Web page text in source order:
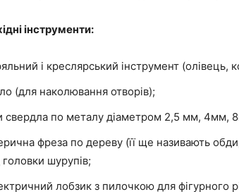
інструменти:
і креслярський інструмент (олівець,
(для наколювання отворів);
свердла по металу діаметром 2,5 мм, 4мм,
фреза по дереву (її ще називають
головки шурупів;
лобзик з пилочкою для фігурного